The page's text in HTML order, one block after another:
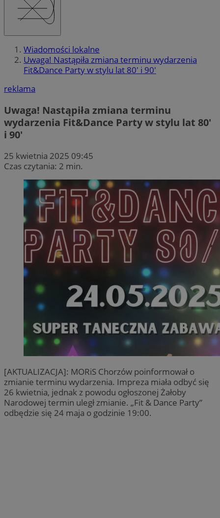
Wiadomości lokalne
Uwaga! Nastąpiła zmiana terminu wydarzenia
Fit&Dance Party w stylu lat 80' i 90'
reklama
Uwaga! Nastąpiła zmiana terminu
wydarzenia Fit&Dance Party w stylu lat 80′
i 90′
25 kwietnia 2025 09:45
Czas czytania: 2 min.
[AKTUALIZACJA]: MORiS Chorzów poinformował o
zmianie terminu wydarzenia. Impreza miała odbyć się
26 kwietnia, jednak z powodu ogłoszonej Żałoby
Narodowej termin uległ zmianie. „Fit & Dance Party”
odbędzie się 24 maja o godzinie 19:00.